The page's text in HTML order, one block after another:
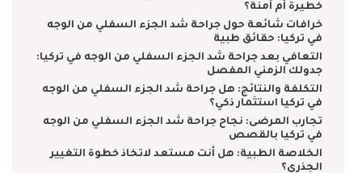
خطيرة أم آمنة؟
خرافات شائعة حول جراحة شد الجزء السفلي من الوجه
في تركيا: حقائق طبية
التعافي بعد جراحة شد الجزء السفلي من الوجه في تركيا:
جدولك الزمني المفصل
التكلفة والنتائج: هل جراحة شد الجزء السفلي من الوجه
في تركيا استثمار ذكي؟
تجارب المرضى: نجاح جراحة شد الجزء السفلي من الوجه
في تركيا بالقصص
الخلاصة الطبية: هل أنت مستعد لاتخاذ خطوة التغيير
الجذري؟